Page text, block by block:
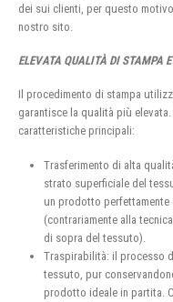
dei sui clienti, per questo
nostro sito.
ELEVATA QUALITÀ DI STAMPA
Il procedimento di stampa
garantisce la qualità più
caratteristiche principali:
Trasferimento di alta
strato superficiale del
un prodotto
(contrariamente alla
di sopra del tessuto).
Traspirabilità: il processo
tessuto, pur
prodotto ideale in partita.